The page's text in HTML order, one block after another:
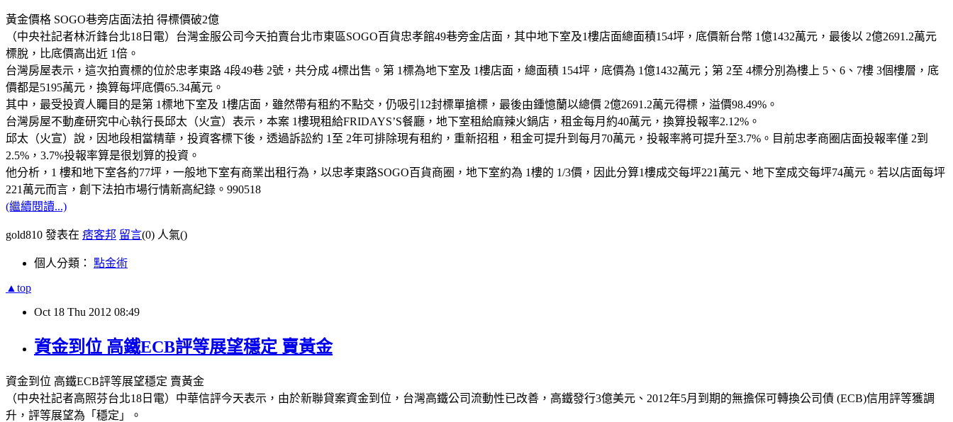
黃金價格 SOGO巷旁店面法拍 得標價破2億
（中央社記者林沂鋒台北18日電）台灣金服公司今天拍賣台北市東區SOGO百貨忠孝館49巷旁金店面，其中地下室及1樓店面總面積154坪，底價新台幣 1億1432萬元，最後以 2億2691.2萬元
標脫，比底價高出近 1倍。
台灣房屋表示，這次拍賣標的位於忠孝東路 4段49巷 2號，共分成 4標出售。第 1標為地下室及 1樓店面，總面積 154坪，底價為 1億1432萬元；第 2至 4標分別為樓上 5、6、7樓 3個樓層，底
價都是5195萬元，換算每坪底價65.34萬元。
其中，最受投資人矚目的是第 1標地下室及 1樓店面，雖然帶有租約不點交，仍吸引12封標單搶標，最後由鍾憶蘭以總價 2億2691.2萬元得標，溢價98.49%。
台灣房屋不動產研究中心執行長邱太（火宣）表示，本案 1樓現租給FRIDAYS’S餐廳，地下室租給麻辣火鍋店，租金每月約40萬元，換算投報率2.12%。
邱太（火宣）說，因地段相當精華，投資客標下後，透過訴訟約 1至 2年可排除現有租約，重新招租，租金可提升到每月70萬元，投報率將可提升至3.7%。目前忠孝商圈店面投報率僅 2到
2.5%，3.7%投報率算是很划算的投資。
他分析，1 樓和地下室各約77坪，一般地下室有商業出租行為，以忠孝東路SOGO百貨商圈，地下室約為 1樓的 1/3價，因此分算1樓成交每坪221萬元、地下室成交每坪74萬元。若以店面每坪
221萬元而言，創下法拍市場行情新高紀錄。990518
(繼續閱讀...)
gold810 發表在 痞客邦 留言(0) 人氣()
個人分類： 點金術
▲top
Oct 18 Thu 2012 08:49
資金到位 高鐵ECB評等展望穩定 賣黃金
資金到位 高鐵ECB評等展望穩定 賣黃金
（中央社記者高照芬台北18日電）中華信評今天表示，由於新聯貸案資金到位，台灣高鐵公司流動性已改善，高鐵發行3億美元、2012年5月到期的無擔保可轉換公司債 (ECB)信用評等獲調
升，評等展望為「穩定」。